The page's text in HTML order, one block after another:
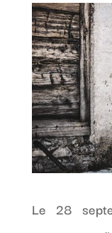
Le 28